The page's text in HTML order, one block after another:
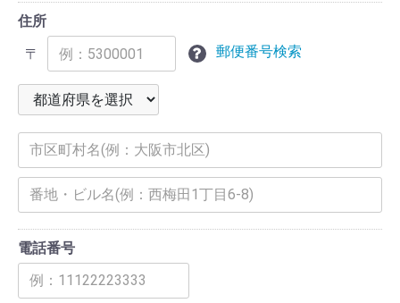
住所
〒
郵便番号検索
電話番号